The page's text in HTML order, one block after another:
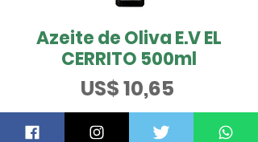
Azeite de Oliva E.V EL
CERRITO 500ml
US$ 10,65Preço
QUER SABER MAIS?